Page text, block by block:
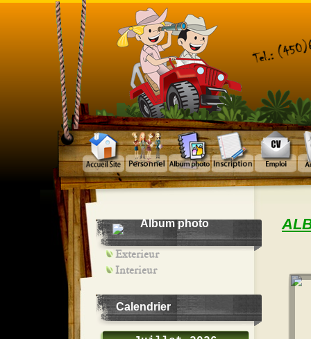
Album photo
Exterieur
Interieur
Calendrier